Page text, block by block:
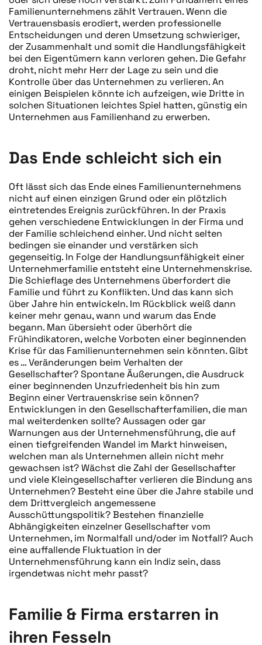
Familienunternehmens zählt Vertrauen. Wenn die
Vertrauensbasis erodiert, werden professionelle
Entscheidungen und deren Umsetzung schwieriger,
der Zusammenhalt und somit die Handlungsfähigkeit
bei den Eigentümern kann verloren gehen. Die Gefahr
droht, nicht mehr Herr der Lage zu sein und die
Kontrolle über das Unternehmen zu verlieren. An
einigen Beispielen könnte ich aufzeigen, wie Dritte in
solchen Situationen leichtes Spiel hatten, günstig ein
Unternehmen aus Familienhand zu erwerben.
Das Ende schleicht sich ein
Oft lässt sich das Ende eines Familienunternehmens
nicht auf einen einzigen Grund oder ein plötzlich
eintretendes Ereignis zurückführen. In der Praxis
gehen verschiedene Entwicklungen in der Firma und
der Familie schleichend einher. Und nicht selten
bedingen sie einander und verstärken sich
gegenseitig. In Folge der Handlungsunfähigkeit einer
Unternehmerfamilie entsteht eine Unternehmenskrise.
Die Schieflage des Unternehmens überfordert die
Familie und führt zu Konflikten. Und das kann sich
über Jahre hin entwickeln. Im Rückblick weiß dann
keiner mehr genau, wann und warum das Ende
begann. Man übersieht oder überhört die
Frühindikatoren, welche Vorboten einer beginnenden
Krise für das Familienunternehmen sein könnten. Gibt
es … Veränderungen beim Verhalten der
Gesellschafter? Spontane Äußerungen, die Ausdruck
einer beginnenden Unzufriedenheit bis hin zum
Beginn einer Vertrauenskrise sein können?
Entwicklungen in den Gesellschafterfamilien, die man
mal weiterdenken sollte? Aussagen oder gar
Warnungen aus der Unternehmensführung, die auf
einen tiefgreifenden Wandel im Markt hinweisen,
welchen man als Unternehmen allein nicht mehr
gewachsen ist? Wächst die Zahl der Gesellschafter
und viele Kleingesellschafter verlieren die Bindung ans
Unternehmen? Besteht eine über die Jahre stabile und
dem Drittvergleich angemessene
Ausschüttungspolitik? Bestehen finanzielle
Abhängigkeiten einzelner Gesellschafter vom
Unternehmen, im Normalfall und/oder im Notfall? Auch
eine auffallende Fluktuation in der
Unternehmensführung kann ein Indiz sein, dass
irgendetwas nicht mehr passt?
Familie & Firma erstarren in
ihren Fesseln